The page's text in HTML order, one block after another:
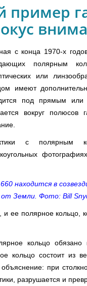
пример
с конца 1970-х
полярным
или
имеют
под прямым
вокруг полюсов
с полярным
находится в
Земли. Фото: Bill
ее полярное кольцо,
кольцо обязано
кольцо состоит из
при
разрушается и